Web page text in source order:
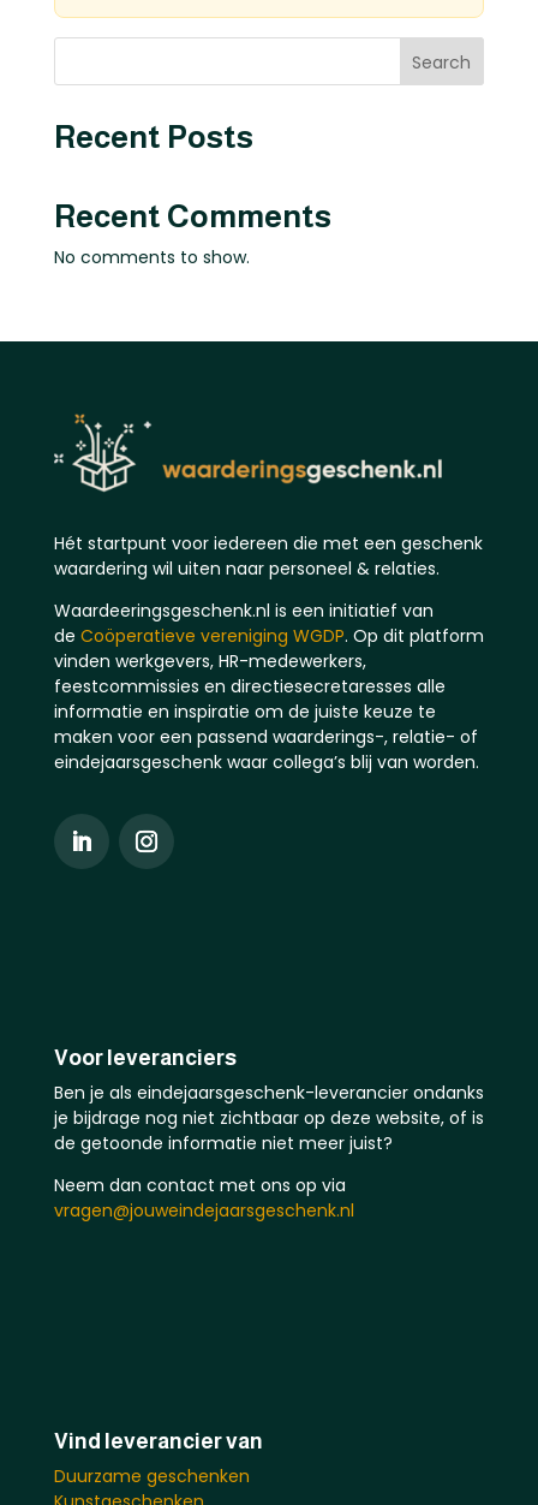
Search
Recent Posts
Recent Comments
No comments to show.
Hét startpunt voor iedereen die met een geschenk
waardering wil uiten naar personeel & relaties.
Waardeeringsgeschenk.nl is een initiatief van
de Coöperatieve vereniging WGDP. Op dit platform
vinden werkgevers, HR-medewerkers,
feestcommissies en directiesecretaresses alle
informatie en inspiratie om de juiste keuze te
maken voor een passend waarderings-, relatie- of
eindejaarsgeschenk waar collega’s blij van worden.
Voor leveranciers
Ben je als eindejaarsgeschenk-leverancier ondanks
je bijdrage nog niet zichtbaar op deze website, of is
de getoonde informatie niet meer juist?
Neem dan contact met ons op via
vragen@jouweindejaarsgeschenk.nl
Vind leverancier van
Duurzame geschenken